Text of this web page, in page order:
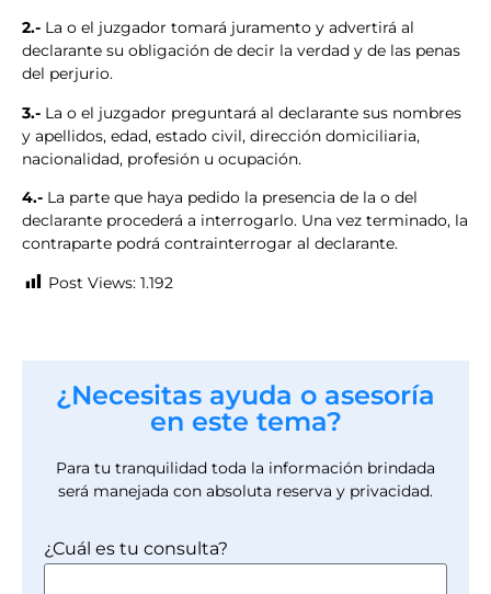
2.- La o el juzgador tomará juramento y advertirá al
declarante su obligación de decir la verdad y de las penas
del perjurio.
3.- La o el juzgador preguntará al declarante sus nombres
y apellidos, edad, estado civil, dirección domiciliaria,
nacionalidad, profesión u ocupación.
4.- La parte que haya pedido la presencia de la o del
declarante procederá a interrogarlo. Una vez terminado, la
contraparte podrá contrainterrogar al declarante.
Post Views: 1.192
¿Necesitas ayuda o asesoría
en este tema?
Para tu tranquilidad toda la información brindada
será manejada con absoluta reserva y privacidad.
¿Cuál es tu consulta?